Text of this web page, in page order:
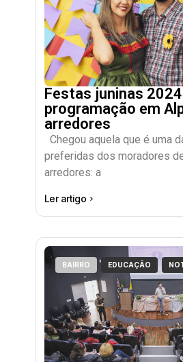
Festas juninas
programação em
arredores
Chegou aquela que é uma
preferidas dos moradores
arredores: a
Ler artigo
BAIRRO EDUCAÇÃO